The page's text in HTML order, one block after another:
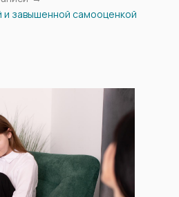
обучение Вебинары в
и завышенной самооценкой